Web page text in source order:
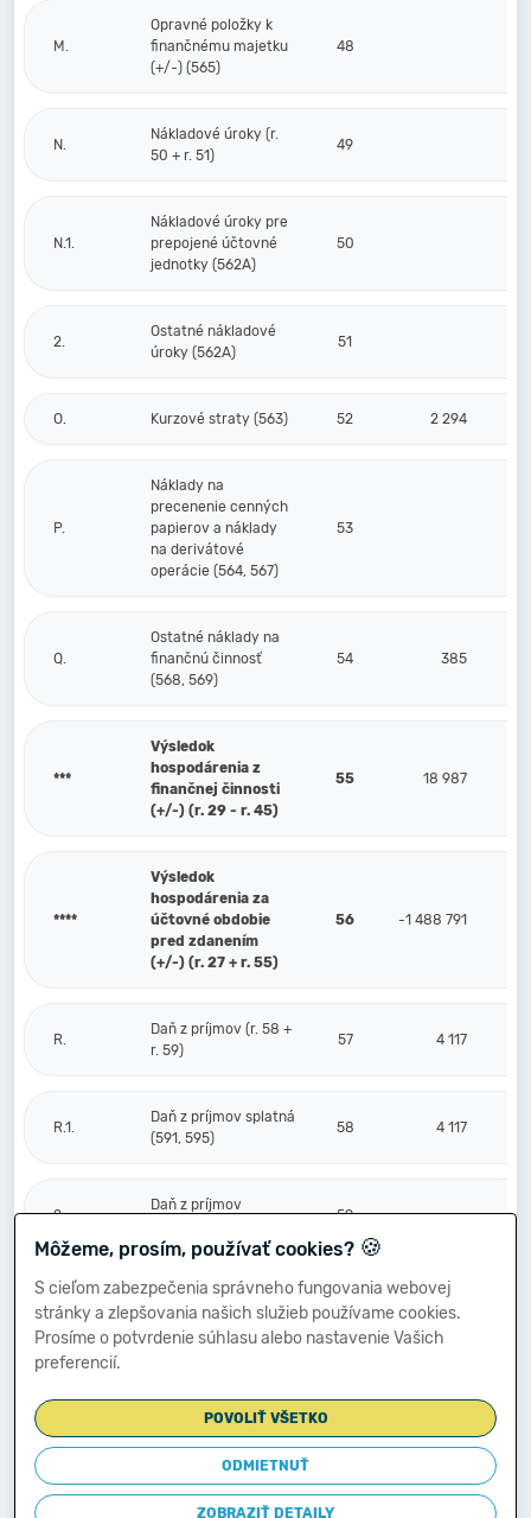
M.
Opravné položky k
finančnému majetku
(+/-) (565)
48
N.
Nákladové úroky (r.
50 + r. 51)
49
N.1.
Nákladové úroky pre
prepojené účtovné
jednotky (562A)
50
2.
Ostatné nákladové
úroky (562A)
51
O. Kurzové straty (563) 52 2 294
P.
Náklady na
precenenie cenných
papierov a náklady
na derivátové
operácie (564, 567)
53
Q.
Ostatné náklady na
finančnú činnosť
(568, 569)
54 385
***
Výsledok
hospodárenia z
finančnej činnosti
(+/-) (r. 29 - r. 45)
55 18 987
****
Výsledok
hospodárenia za
účtovné obdobie
pred zdanením
(+/-) (r. 27 + r. 55)
56 -1 488 791
R.
Daň z príjmov (r. 58 +
r. 59)
57 4 117
R.1.
Daň z príjmov splatná
(591, 595)
58 4 117
2.
Daň z príjmov
59
S.
Prevod podielov na
výsledku
hospodárenia
60
****
Výsledok
hospodárenia za
účtovné obdobie po
zdanení (+/-) (r. 56
61 -1 492 908
Môžeme, prosím, používať cookies? 🍪
S cieľom zabezpečenia správneho fungovania webovej
stránky a zlepšovania našich služieb používame cookies.
Prosíme o potvrdenie súhlasu alebo nastavenie Vašich
preferencií.
POVOLIŤ VŠETKO
ODMIETNUŤ
ZOBRAZIŤ DETAILY